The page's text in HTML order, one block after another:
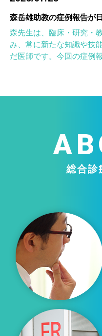
森先生は、臨床・研究・
み、常に新たな知識や技
だ医師です。今回の症例
総合診